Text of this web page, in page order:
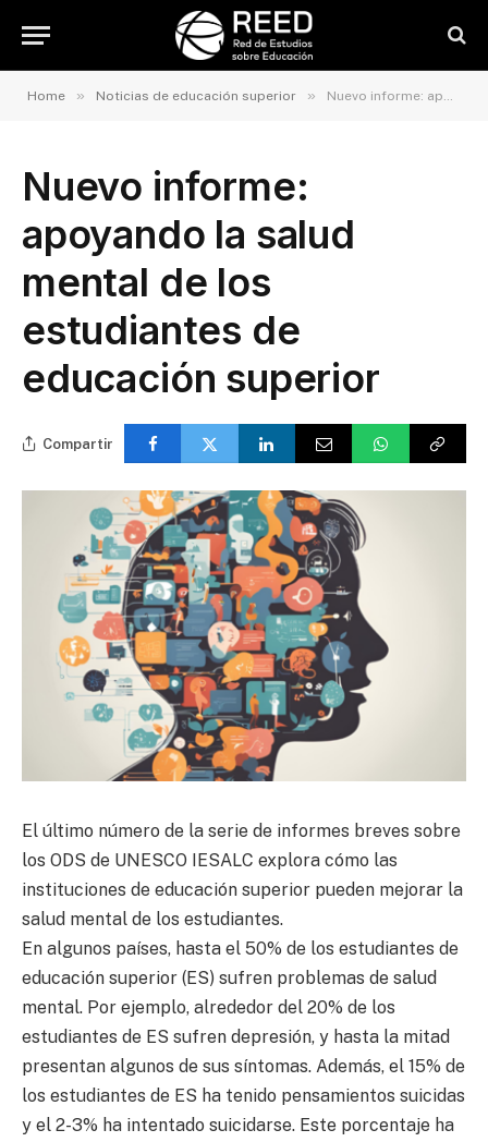
Home » Noticias de educación superior » Nuevo informe: apoyando la salud mental de los estudiantes de educación superior
Nuevo informe:
apoyando la salud
mental de los
estudiantes de
educación superior
Compartir
El último número de la serie de informes breves sobre
los ODS de UNESCO IESALC explora cómo las
instituciones de educación superior pueden mejorar la
salud mental de los estudiantes.
En algunos países, hasta el 50% de los estudiantes de
educación superior (ES) sufren problemas de salud
mental. Por ejemplo, alrededor del 20% de los
estudiantes de ES sufren depresión, y hasta la mitad
presentan algunos de sus síntomas. Además, el 15% de
los estudiantes de ES ha tenido pensamientos suicidas
y el 2-3% ha intentado suicidarse. Este porcentaje ha